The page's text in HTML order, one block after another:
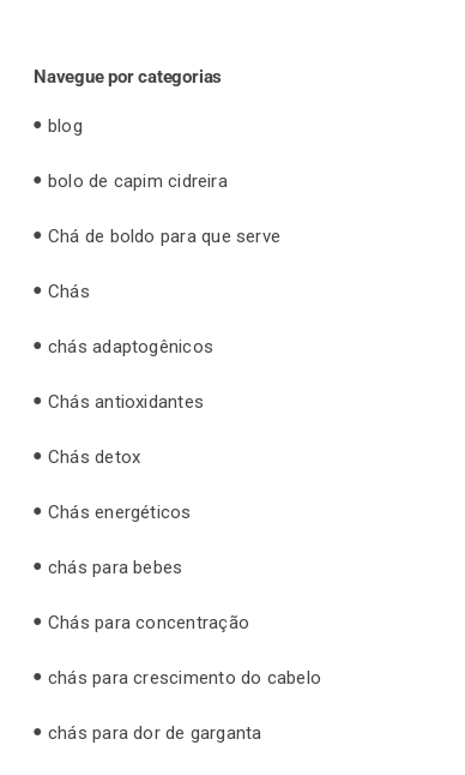
Navegue por categorias
blog
bolo de capim cidreira
Chá de boldo para que serve
Chás
chás adaptogênicos
Chás antioxidantes
Chás detox
Chás energéticos
chás para bebes
Chás para concentração
chás para crescimento do cabelo
chás para dor de garganta